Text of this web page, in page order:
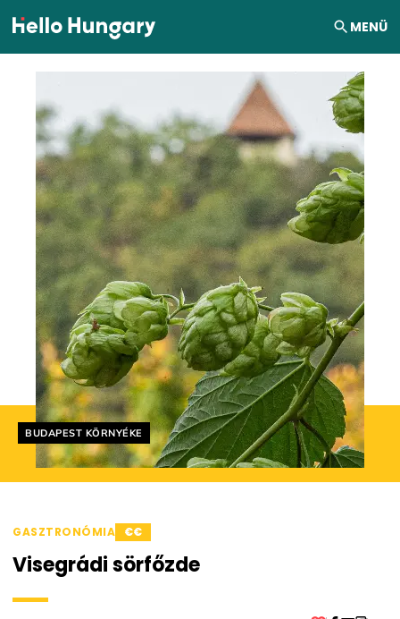
Ugrás a tartalomhoz MENÜ
Helyszín címkék:
BUDAPEST KÖRNYÉKE
GASZTRONÓMIA €€
Visegrádi sörfőzde